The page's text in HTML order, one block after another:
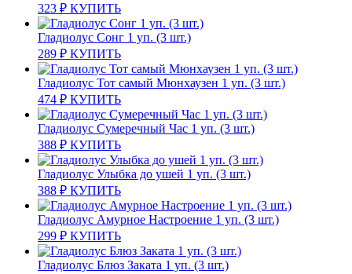
323 ₽ КУПИТЬ
Гладиолус Сонг 1 уп. (3 шт.)
289 ₽ КУПИТЬ
Гладиолус Тот самый Мюнхаузен 1 уп. (3 шт.)
474 ₽ КУПИТЬ
Гладиолус Сумеречный Час 1 уп. (3 шт.)
388 ₽ КУПИТЬ
Гладиолус Улыбка до ушей 1 уп. (3 шт.)
388 ₽ КУПИТЬ
Гладиолус Амурное Настроение 1 уп. (3 шт.)
299 ₽ КУПИТЬ
Гладиолус Блюз Заката 1 уп. (3 шт.)